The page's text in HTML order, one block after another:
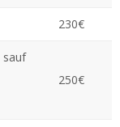
230€
sauf
250€